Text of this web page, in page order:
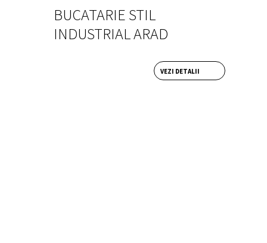
BUCATARIE STIL
INDUSTRIAL ARAD
VEZI DETALII